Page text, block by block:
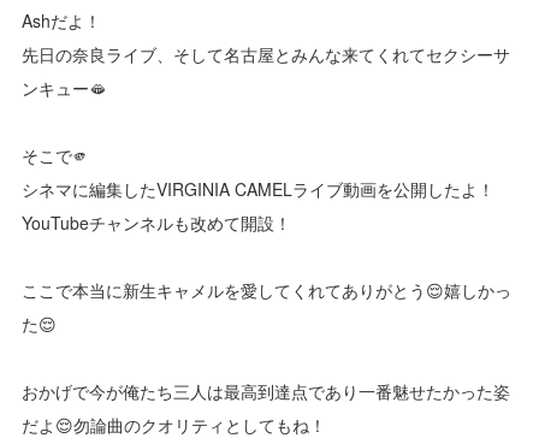
Ashだよ！
先日の奈良ライブ、そして名古屋とみんな来てくれてセクシーサ
ンキュー🫦
そこで🫵
シネマに編集したVIRGINIA CAMELライブ動画を公開したよ！
YouTubeチャンネルも改めて開設！
ここで本当に新生キャメルを愛してくれてありがとう😌嬉しかっ
た😌
おかげで今が俺たち三人は最高到達点であり一番魅せたかった姿
だよ😌勿論曲のクオリティとしてもね！